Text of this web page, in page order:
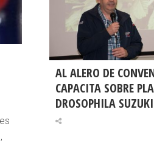
AL ALERO DE
CAPACITA SOBRE
DROSOPHILA